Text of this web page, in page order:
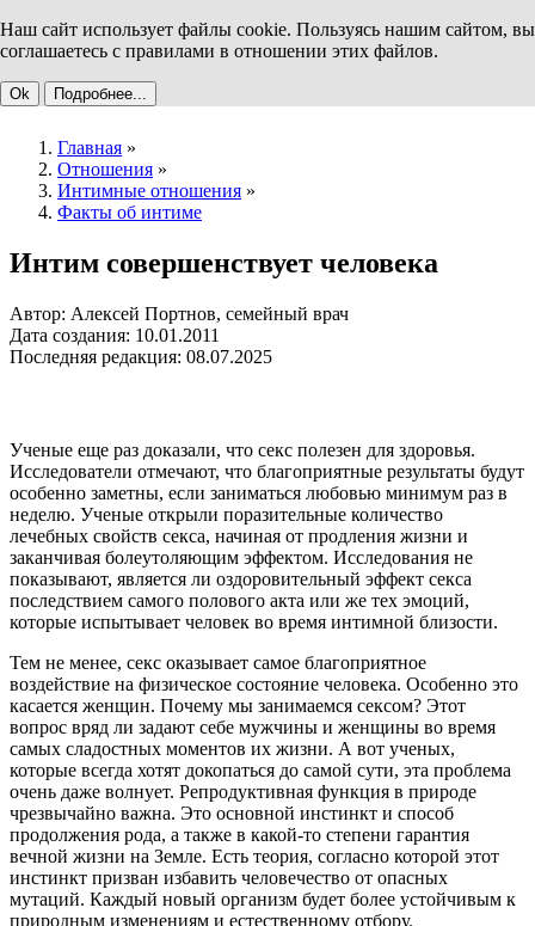
Наш сайт использует файлы cookie. Пользуясь нашим сайтом, вы
соглашаетесь с правилами в отношении этих файлов.
Ok Подробнее...
Главная »
Отношения »
Интимные отношения »
Факты об интиме
Интим совершенствует человека
Автор: Алексей Портнов, семейный врач
Дата создания: 10.01.2011
Последняя редакция: 08.07.2025
Ученые еще раз доказали, что секс полезен для здоровья.
Исследователи отмечают, что благоприятные результаты будут
особенно заметны, если заниматься любовью минимум раз в
неделю. Ученые открыли поразительные количество
лечебных свойств секса, начиная от продления жизни и
заканчивая болеутоляющим эффектом. Исследования не
показывают, является ли оздоровительный эффект секса
последствием самого полового акта или же тех эмоций,
которые испытывает человек во время интимной близости.
Тем не менее, секс оказывает самое благоприятное
воздействие на физическое состояние человека. Особенно это
касается женщин. Почему мы занимаемся сексом? Этот
вопрос вряд ли задают себе мужчины и женщины во время
самых сладостных моментов их жизни. А вот ученых,
которые всегда хотят докопаться до самой сути, эта проблема
очень даже волнует. Репродуктивная функция в природе
чрезвычайно важна. Это основной инстинкт и способ
продолжения рода, а также в какой-то степени гарантия
вечной жизни на Земле. Есть теория, согласно которой этот
инстинкт призван избавить человечество от опасных
мутаций. Каждый новый организм будет более устойчивым к
природным изменениям и естественному отбору.